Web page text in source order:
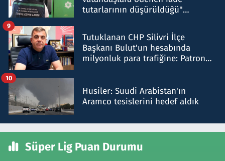
tutarlarının düşürüldüğü"
Tutuklanan CHP Silivri İlçe
Başkanı Bulut'un hesabında
milyonluk para trafiğine: Patron
9
Husiler: Suudi Arabistan'ın
Aramco tesislerini hedef aldık
10
Süper Lig Puan Durumu